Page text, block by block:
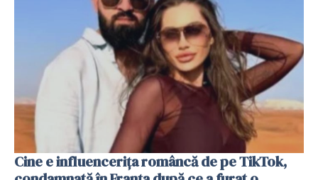
Cine e influencerița româncă de pe TikTok,